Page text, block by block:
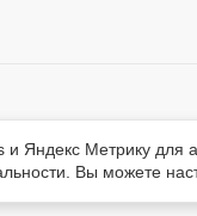
Яндекс Метрику для
Вы можете